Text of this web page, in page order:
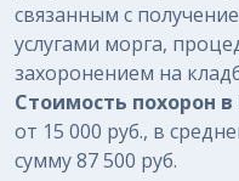
связанным с
услугами морга,
захоронением на
Стоимость похорон в
от 15 000 руб., в
сумму87 500 руб.